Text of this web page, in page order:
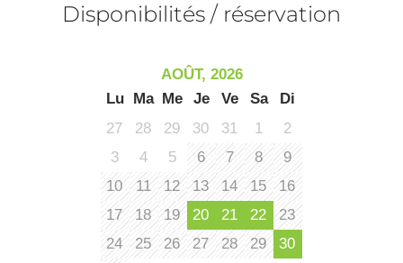
Disponibilités / réservation
AOÛT, 2026
Lu
Ma Me Je Ve Sa
Di
27
28 29 30 31 1
2
3
4 5 6 7 8
9
10
11 12 13 14 15
16
17
18 19 20 21 22
23
24
25 26 27 28 29
30